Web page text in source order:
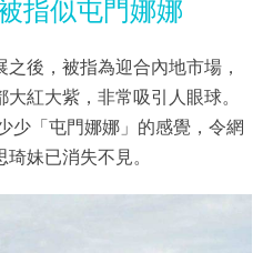
指似屯門娜娜
後，被指為迎合內地市場，
紅大紫，非常吸引人眼球。
少「屯門娜娜」的感覺，令網
妹已消失不見。